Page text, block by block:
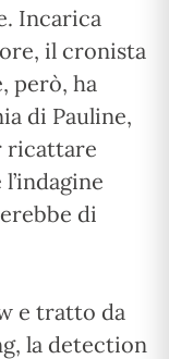
Incarica
il cronista
però, ha
di Pauline,
ricattare
di
e tratto da
la detection